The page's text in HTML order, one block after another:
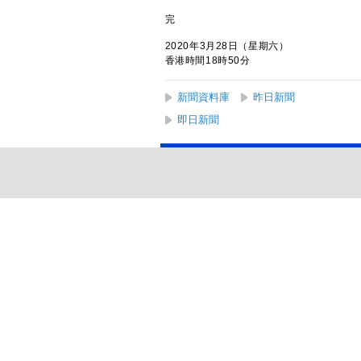
完
2020年3月28日（星期六）
香港時間18時50分
新聞資料庫 昨日新聞
即日新聞